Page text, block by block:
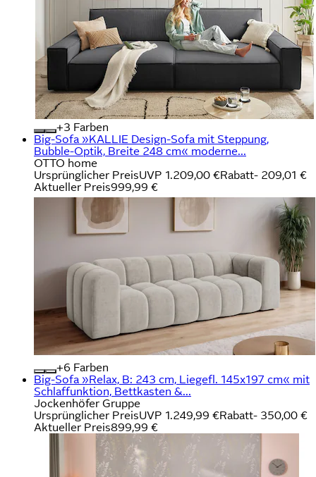
+
Farben
Big-Sofa »KALLIE Design-Sofa mit Steppung,
Bubble-Optik, Breite 248 cm« moderne...
OTTO home
Ursprünglicher PreisUVP 1.209,00 €Rabatt- 209,01 €
Aktueller Preis999,99 €
+
Farben
Big-Sofa »Relax, B: 243 cm, Liegefl. 145x197 cm« mit
Schlaffunktion, Bettkasten &...
Jockenhöfer Gruppe
Ursprünglicher PreisUVP 1.249,99 €Rabatt- 350,00 €
Aktueller Preis899,99 €